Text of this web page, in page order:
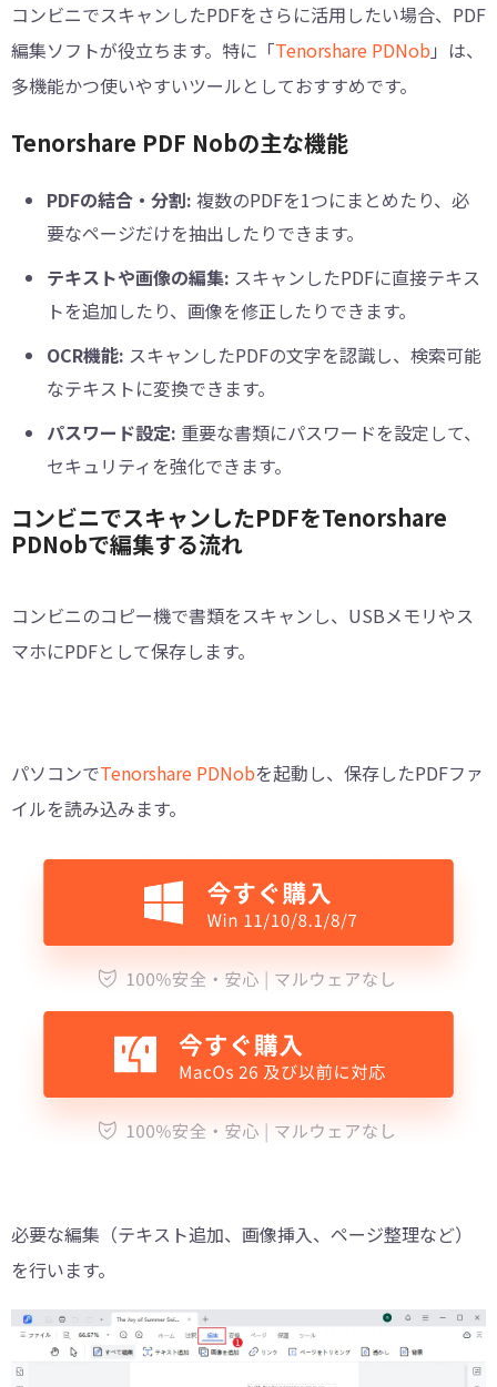
コンビニでスキャンしたPDFをさらに活用したい場合、PDF
編集ソフトが役立ちます。特に「Tenorshare PDNob」は、
多機能かつ使いやすいツールとしておすすめです。
Tenorshare PDF Nobの主な機能
PDFの結合・分割: 複数のPDFを1つにまとめたり、必
要なページだけを抽出したりできます。
テキストや画像の編集: スキャンしたPDFに直接テキス
トを追加したり、画像を修正したりできます。
OCR機能: スキャンしたPDFの文字を認識し、検索可能
なテキストに変換できます。
パスワード設定: 重要な書類にパスワードを設定して、
セキュリティを強化できます。
コンビニでスキャンしたPDFをTenorshare
PDNobで編集する流れ
コンビニのコピー機で書類をスキャンし、USBメモリやス
マホにPDFとして保存します。
パソコンでTenorshare PDNobを起動し、保存したPDFファ
イルを読み込みます。
必要な編集（テキスト追加、画像挿入、ページ整理など）
を行います。